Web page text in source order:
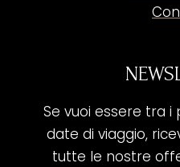
Se vuoi essere tra
date di viaggio,
tutte le nostre